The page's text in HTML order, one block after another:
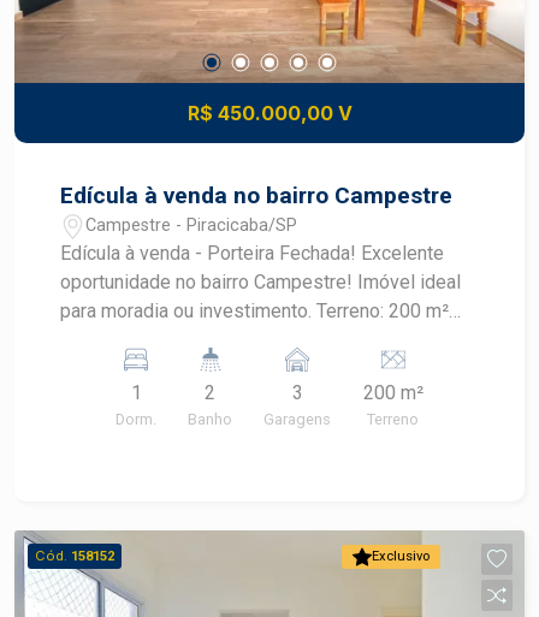
R$ 450.000,00 V
Edícula à venda no bairro Campestre
Campestre - Piracicaba/SP
Edícula à venda - Porteira Fechada! Excelente
oportunidade no bairro Campestre! Imóvel ideal
para moradia ou investimento. Terreno: 200 m²
(fica mobiliado) Ótima localização, bairro tranquilo
e valorizado. Entre em contato para mais
informações e agende sua visita!
1
Dorm.
2
Banho
3
Garagens
200 m²
Terreno
Exclusivo
Cód. 158152